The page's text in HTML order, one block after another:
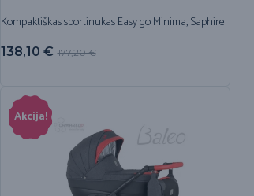
Kompaktiškas sportinukas Easy go Minima, Saphire
177,20€
138,10 €
Akcija!